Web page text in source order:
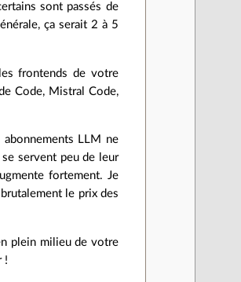
sont passés de
ça serait 2 à 5
frontends de votre
Code, Mistral Code,
LLM ne
servent peu de leur
fortement. Je
le prix des
plein milieu de votre
!